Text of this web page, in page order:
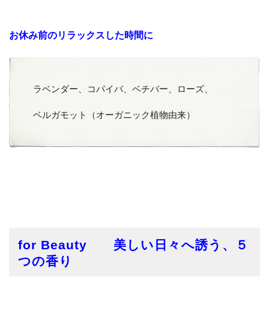
お休み前のリラックスした時間に
ラベンダー、コパイバ、ベチバー、ローズ、
ベルガモット（オーガニック植物由来）
for Beauty 美しい日々へ誘う、５
つの香り